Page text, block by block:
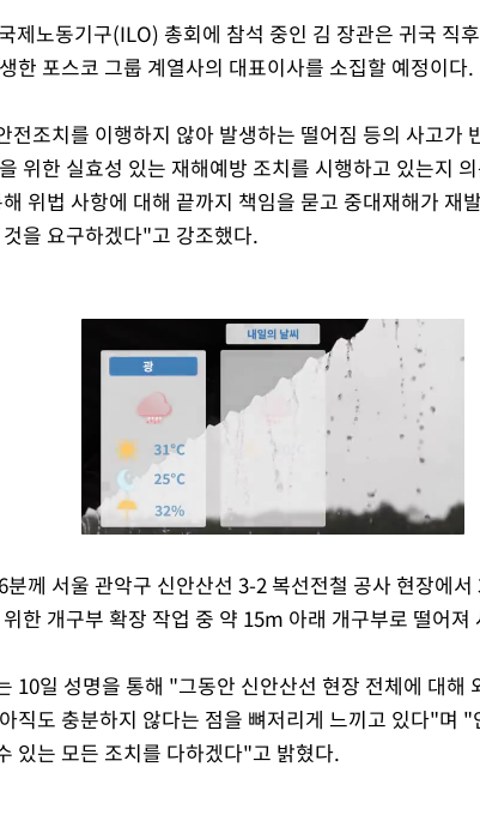
제노동기구(ILO) 총회에 참석 중인 김 장관은 귀국 직
한 포스코 그룹 계열사의 대표이사를 소집할 예정이다.
전조치를 이행하지 않아 발생하는 떨어짐 등의 사고가
위한 실효성 있는 재해예방 조치를 시행하고 있는지
위법 사항에 대해 끝까지 책임을 묻고 중대재해가 재
을 요구하겠다"고 강조했다.
Mute
께 서울 관악구 신안산선 3-2 복선전철 공사 현장에
한 개구부 확장 작업 중 약 15m 아래 개구부로 떨어져
10일 성명을 통해 "그동안 신안산선 현장 전체에 대해
직도 충분하지 않다는 점을 뼈저리게 느끼고 있다"며
있는 모든 조치를 다하겠다"고 밝혔다.